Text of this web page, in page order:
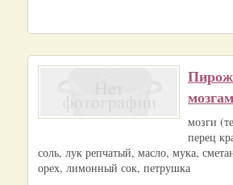
мозги
перец
соль, лук репчатый, масло, мука,
орех, лимонный сок, петрушка